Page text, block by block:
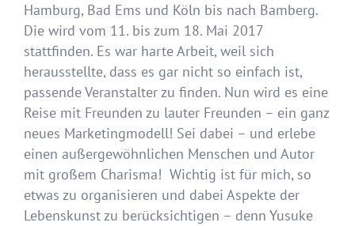
Hamburg, Bad Ems und Köln bis nach Bamberg.
Die wird vom 11. bis zum 18. Mai 2017
stattfinden. Es war harte Arbeit, weil sich
herausstellte, dass es gar nicht so einfach ist,
passende Veranstalter zu finden. Nun wird es eine
Reise mit Freunden zu lauter Freunden – ein ganz
neues Marketingmodell! Sei dabei – und erlebe
einen außergewöhnlichen Menschen und Autor
mit großem Charisma! Wichtig ist für mich, so
etwas zu organisieren und dabei Aspekte der
Lebenskunst zu berücksichtigen – denn Yusuke